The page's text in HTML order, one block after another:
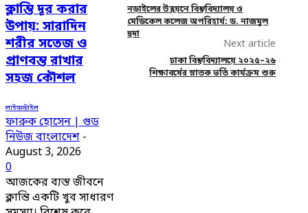
ক্লান্তি দূর করার
উপায়: সারাদিন
শরীর সতেজ ও
প্রাণবন্ত রাখার
সহজ কৌশল
লাইফস্টাইল
ফারুক হোসেন | গুড
নিউজ বাংলাদেশ -
August 3, 2026
0
আজকের ব্যস্ত জীবনে
ক্লান্তি একটি খুব সাধারণ
নড়াইলের উন্নয়নে বিশ্ববিদ্যালয় ও
মেডিকেল কলেজ অপরিহার্য: ড. নাজমুল
হুদা
Next article
ঢাকা বিশ্ববিদ্যালয়ে ২০২৫–২৬
শিক্ষাবর্ষের স্নাতক ভর্তি কার্যক্রম শুরু